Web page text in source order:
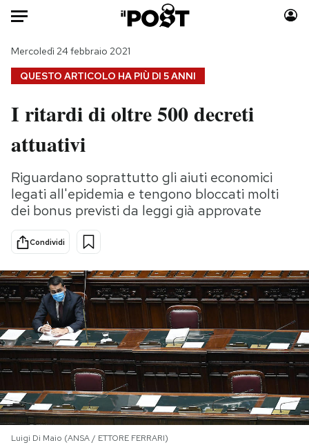
HOME
Italia
Politica
Tecnologia
Internet
Scienza
Cultura
Economia
Sport
Moda
Storie/Idee
Ok Boomer!
Media
Mondiali calcio 2026
PODCAST
NEWSLETTER
I MIEI PREFERITI
QUESTO ARTICOLO HA PIÙ DI 5 ANNI
Mercoledì 24 febbraio 2021
I ritardi di oltre 500 decreti
attuativi
Riguardano soprattutto gli aiuti economici
legati all'epidemia e tengono bloccati molti
dei bonus previsti da leggi già approvate
Condividi
Luigi Di Maio (ANSA / ETTORE FERRARI)